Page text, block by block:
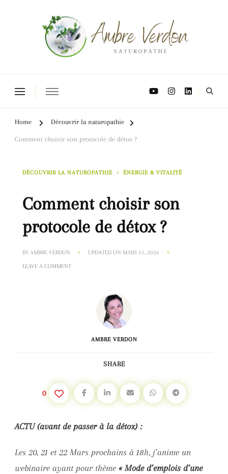
Home Découvrir la naturopathie
Comment choisir son protocole de détox ?
DÉCOUVRIR LA NATUROPATHIE ÉNERGIE & VITALITÉ
Comment choisir son
protocole de détox ?
BY AMBRE VERDON UPDATED ON MARS 31, 2026
LEAVE A COMMENTON
AMBRE VERDON
SHARE
0
ACTU (avant de passer à la détox) :
Les 20, 21 et 22 Mars prochains à 18h, j’anime un
webinaire ayant pour thème « Mode d’emplois d’une